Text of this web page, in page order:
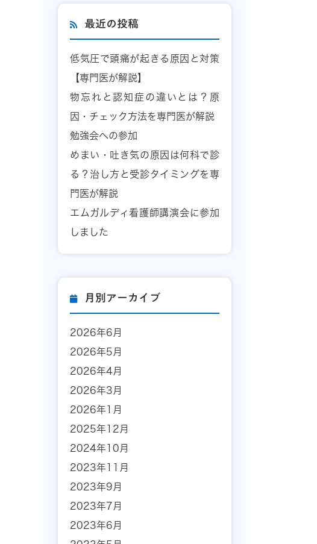
最近の投稿
低気圧で頭痛が起きる原因と対策
【専門医が解説】
物忘れと認知症の違いとは？原
因・チェック方法を専門医が解説
勉強会への参加
めまい・吐き気の原因は何科で診
る？治し方と受診タイミングを専
門医が解説
エムガルディ看護師講演会に参加
しました
月別アーカイブ
2026年6月
2026年5月
2026年4月
2026年3月
2026年1月
2025年12月
2024年10月
2023年11月
2023年9月
2023年7月
2023年6月